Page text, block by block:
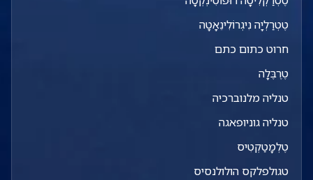
טֶטְרַלְיָה נִיגְרוֹלִינֵאָטָה
חרוט כתום כתם
טֶרֶבֶּלָה
טנליה מלנוברכיה
טנליה גוניופאגה
טֶלְמָטַקְטִיס
טגולפלקס הולולנסיס